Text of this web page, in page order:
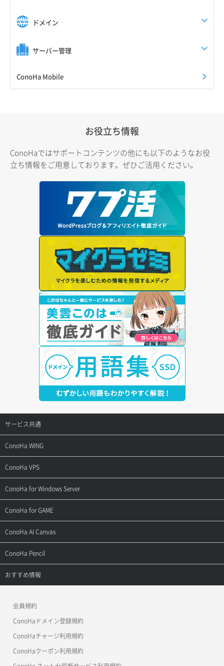
ドメイン
サーバー管理
ConoHa Mobile
お役立ち情報
ConoHaではサポートコンテンツの他にも以下のようなお役
立ち情報をご用意しております。ぜひご活用ください。
サービス共通
サポートトップ
ご契約・お支払い
用語集
お問い合わせ
ConoHa WING
サポートトップ
ご利用ガイド
お乗り換えガイド
よくある質問
ConoHa VPS
サポートトップ
ご利用ガイド
APIドキュメントVPS2.0
APIドキュメントVPS3.0
ConoHa for Windows Server
サポートトップ
ご利用ガイド
APIドキュメントVPS2.0
APIドキュメントVPS3.0
ConoHa for GAME
サポートトップ
ご利用ガイド
ConoHa AI Canvas
サポートトップ
ご利用ガイド
ConoHa Pencil
サポートトップ
おすすめ情報
美雲このは徹底ガイド
会員規約
ConoHaドメイン登録規約
ConoHaチャージ利用規約
ConoHaクーポン利用規約